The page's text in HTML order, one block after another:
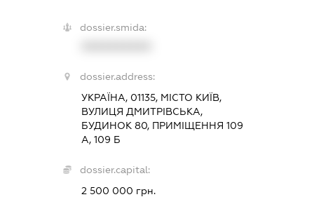
dossier.smida:
dossier.address:
УКРАЇНА, 01135, МІСТО КИЇВ,
ВУЛИЦЯ ДМИТРІВСЬКА,
БУДИНОК 80, ПРИМІЩЕННЯ 109
А, 109 Б
dossier.capital:
2 500 000 грн.